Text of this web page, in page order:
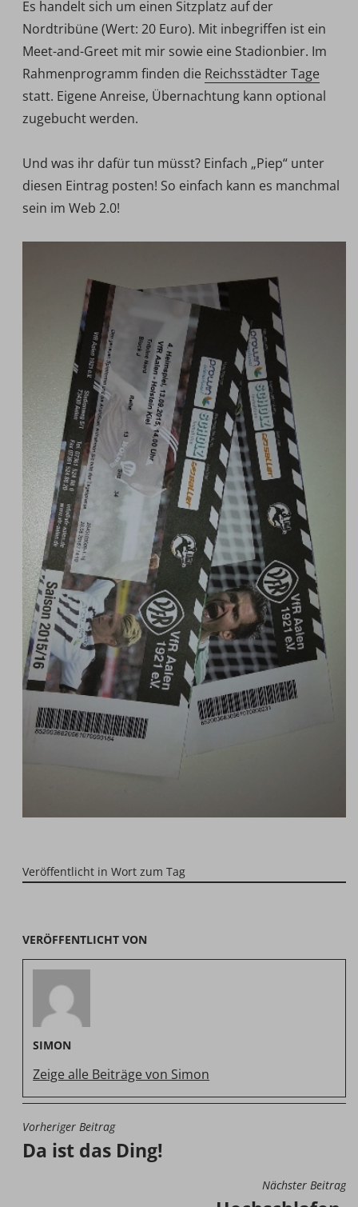
Es handelt sich um einen Sitzplatz auf der
Nordtribüne (Wert: 20 Euro). Mit inbegriffen ist ein
Meet-and-Greet mit mir sowie eine Stadionbier. Im
Rahmenprogramm finden die Reichsstädter Tage
statt. Eigene Anreise, Übernachtung kann optional
zugebucht werden.
Und was ihr dafür tun müsst? Einfach „Piep“ unter
diesen Eintrag posten! So einfach kann es manchmal
sein im Web 2.0!
Veröffentlicht in Wort zum Tag
VERÖFFENTLICHT VON
SIMON
Zeige alle Beiträge von Simon
BEITRAGSNAVIGATION
Vorheriger Beitrag
Da ist das Ding!
Nächster Beitrag